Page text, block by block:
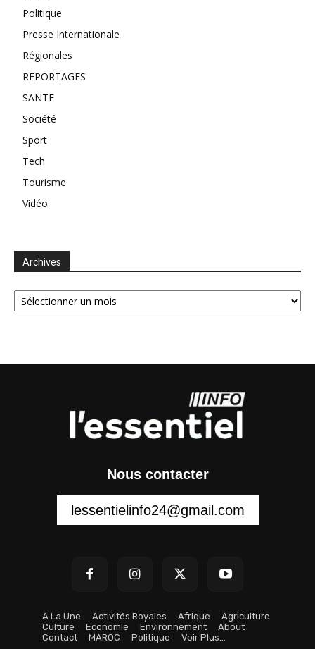
Politique
Presse Internationale
Régionales
REPORTAGES
SANTE
Société
Sport
Tech
Tourisme
Vidéo
Archives
Archives
Nous contacter
lessentielinfo24@gmail.com
A La Une Activités Royales Afrique
Agriculture
Culture
Economie Environnement
About
Contact
MAROC Politique Voir Plus…